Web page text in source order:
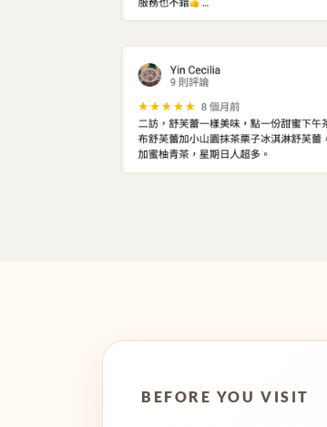
BEFORE YOU VISIT